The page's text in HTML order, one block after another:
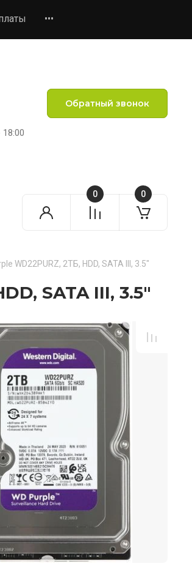
•••
Обратный звонок
0 0
WD22PURZ, 2ТБ, HDD, SATA III, 3.5"
SATA III, 3.5"